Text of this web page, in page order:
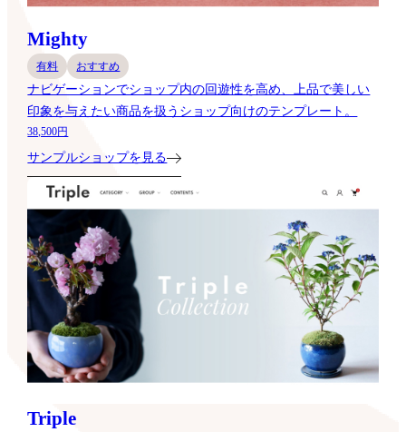
Mighty
有料 おすすめ
ナビゲーションでショップ内の回遊性を高め、上品で美しい
印象を与えたい商品を扱うショップ向けのテンプレート。
38,500円
サンプルショップを見る
Triple